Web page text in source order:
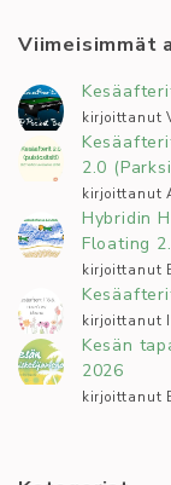
Viimeisimmät
kirjoittanut
2.0
kirjoittanut
Hybridin
Floating
kirjoittanut
kirjoittanut
Kesän
2026
kirjoittanut